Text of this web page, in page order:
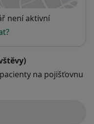
není aktivní
na pojišťovnu